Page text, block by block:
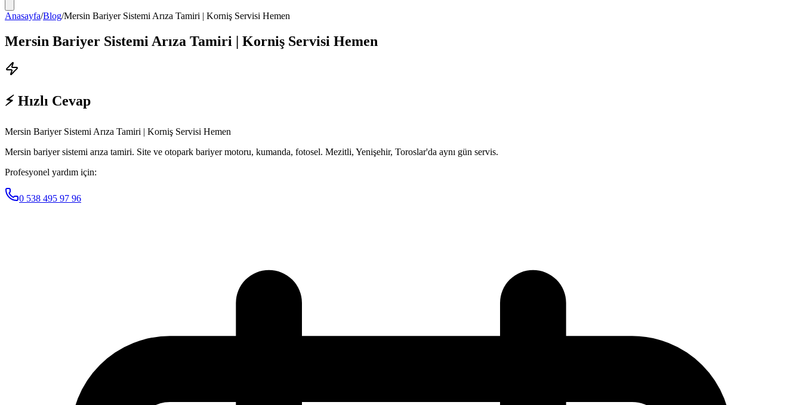
Anasayfa/Blog/Mersin Bariyer Sistemi Arıza Tamiri | Korniş Servisi Hemen
Mersin Bariyer Sistemi Arıza Tamiri | Korniş Servisi Hemen
⚡ Hızlı Cevap
Mersin Bariyer Sistemi Arıza Tamiri | Korniş Servisi Hemen
Mersin bariyer sistemi arıza tamiri. Site ve otopark bariyer motoru, kumanda, fotosel. Mezitli, Yenişehir, Toroslar'da aynı gün servis.
Profesyonel yardım için:
0 538 495 97 96